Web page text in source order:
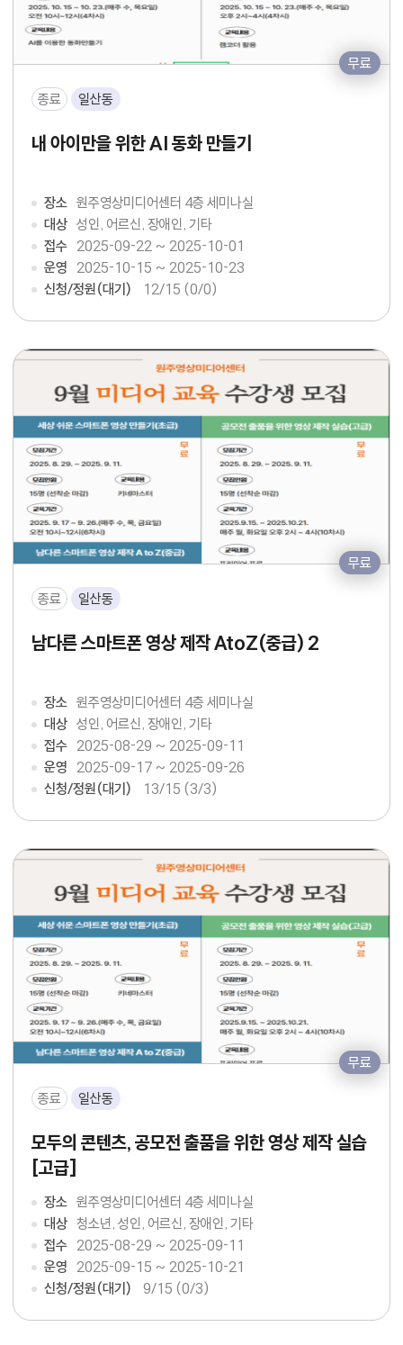
종료 일산동
무료
내 아이만을 위한 AI 동화 만들기
장소 원주영상미디어센터 4층 세미나실
대상 성인, 어르신, 장애인, 기타
접수 2025-09-22 ~ 2025-10-01
운영 2025-10-15 ~ 2025-10-23
신청/정원(대기)
12/15 (0/0)
종료 일산동
무료
남다른 스마트폰 영상 제작 AtoZ(중급) 2
장소 원주영상미디어센터 4층 세미나실
대상 성인, 어르신, 장애인, 기타
접수 2025-08-29 ~ 2025-09-11
운영 2025-09-17 ~ 2025-09-26
신청/정원(대기)
13/15 (3/3)
종료 일산동
무료
모두의 콘텐츠, 공모전 출품을 위한 영상 제작 실습
[고급]
장소 원주영상미디어센터 4층 세미나실
대상 청소년, 성인, 어르신, 장애인, 기타
접수 2025-08-29 ~ 2025-09-11
운영 2025-09-15 ~ 2025-10-21
신청/정원(대기)
9/15 (0/3)